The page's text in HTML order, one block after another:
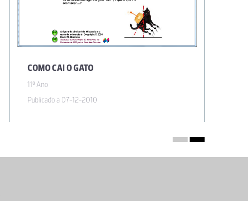
COMO CAI O GATO
11º Ano
Publicado a 07-12-2010